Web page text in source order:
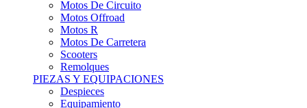
Motos R
Motos De Carretera
Scooters
Remolques
PIEZAS Y EQUIPACIONES
Despieces
Equipamiento
Neumáticos